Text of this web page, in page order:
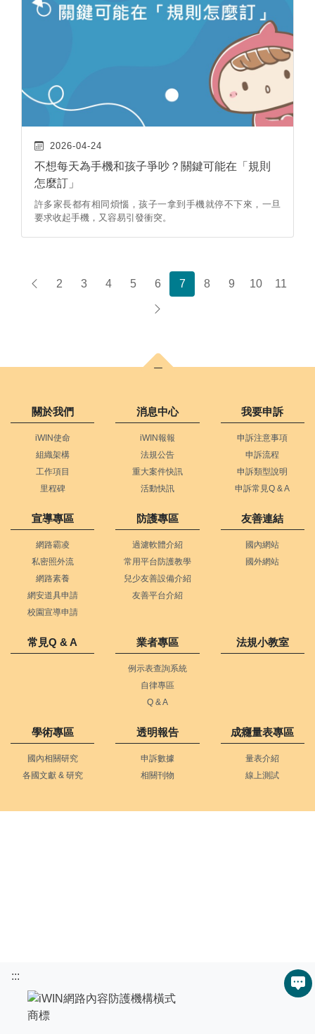
2026-04-24
不想每天為手機和孩子爭吵？關鍵可能在「規則
怎麼訂」
許多家長都有相同煩惱，孩子一拿到手機就停不下來，一旦
要求收起手機，又容易引發衝突。
上一頁
2 3 4 5 6 7 8 9 10 11
下一頁
關於我們
iWIN使命
組織架構
工作項目
里程碑
消息中心
iWIN報報
法規公告
重大案件快訊
活動快訊
我要申訴
申訴注意事項
申訴流程
申訴類型說明
申訴常見Q & A
宣導專區
網路霸凌
私密照外流
網路素養
網安道具申請
校園宣導申請
防護專區
過濾軟體介紹
常用平台防護教學
兒少友善設備介紹
友善平台介紹
友善連結
國內網站
國外網站
常見Q & A 業者專區
例示表查詢系統
自律專區
Q & A
法規小教室
學術專區
國內相關研究
各國文獻 & 研究
透明報告
申訴數據
相關刊物
成癮量表專區
量表介紹
線上測試
:::
服